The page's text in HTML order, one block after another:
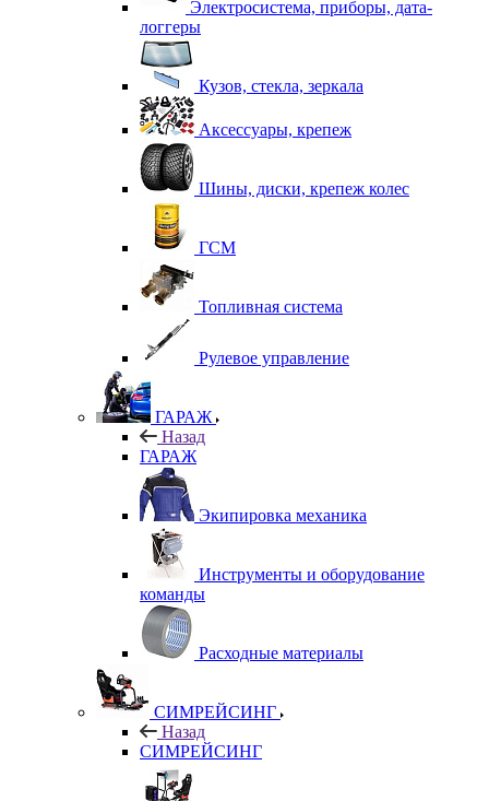
Электросистема, приборы, дата-
логгеры
Кузов, стекла, зеркала
Аксессуары, крепеж
Шины, диски, крепеж колес
ГСМ
Топливная система
Рулевое управление
ГАРАЖ
Назад
ГАРАЖ
Экипировка механика
Инструменты и оборудование
команды
Расходные материалы
СИМРЕЙСИНГ
Назад
СИМРЕЙСИНГ